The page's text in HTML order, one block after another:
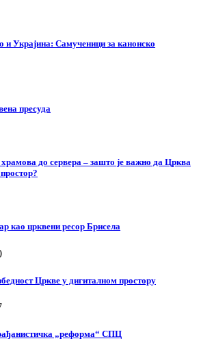
и Украјина: Самученици за канонско
пресуда
до сервера – зашто је важно да Црква
као црквени ресор Брисела
Цркве у дигиталном простору
„реформа“ СПЦ